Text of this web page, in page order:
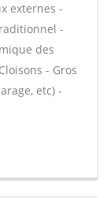
externes -
-
des
- Gros
etc) -